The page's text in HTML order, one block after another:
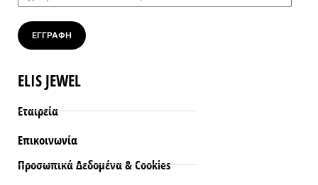
ELIS JEWEL
Εταιρεία
Επικοινωνία
Προσωπικά Δεδομένα & Cookies
ΕΓΓΡΑΦΗ